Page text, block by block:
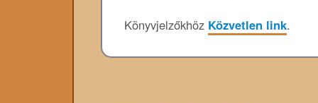
Könyvjelzőkhöz Közvetlen link.